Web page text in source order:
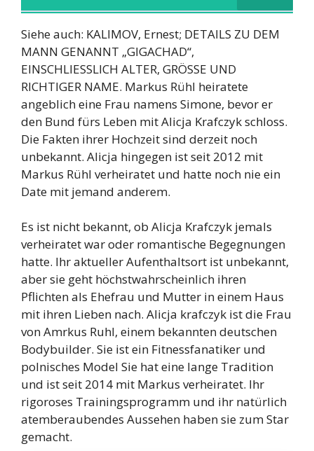
Siehe auch: KALIMOV, Ernest; DETAILS ZU DEM
MANN GENANNT „GIGACHAD“,
EINSCHLIESSLICH ALTER, GRÖSSE UND
RICHTIGER NAME. Markus Rühl heiratete
angeblich eine Frau namens Simone, bevor er
den Bund fürs Leben mit Alicja Krafczyk schloss.
Die Fakten ihrer Hochzeit sind derzeit noch
unbekannt. Alicja hingegen ist seit 2012 mit
Markus Rühl verheiratet und hatte noch nie ein
Date mit jemand anderem.
Es ist nicht bekannt, ob Alicja Krafczyk jemals
verheiratet war oder romantische Begegnungen
hatte. Ihr aktueller Aufenthaltsort ist unbekannt,
aber sie geht höchstwahrscheinlich ihren
Pflichten als Ehefrau und Mutter in einem Haus
mit ihren Lieben nach. Alicja krafczyk ist die Frau
von Amrkus Ruhl, einem bekannten deutschen
Bodybuilder. Sie ist ein Fitnessfanatiker und
polnisches Model Sie hat eine lange Tradition
und ist seit 2014 mit Markus verheiratet. Ihr
rigoroses Trainingsprogramm und ihr natürlich
atemberaubendes Aussehen haben sie zum Star
gemacht.